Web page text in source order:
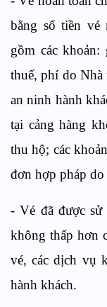
bằng số tiền vé
gồm các
thuế, phí do
an ninh hành
tại cảng hàng
thu hộ; các
đơn hợp pháp do
- Vé đã được sử
không thấp hơn
vé, các dịch vụ
hành khách.